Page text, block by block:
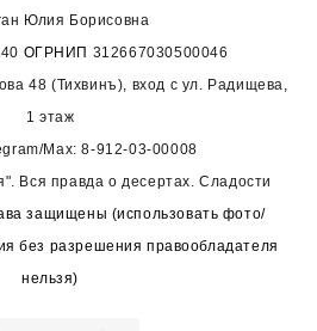
Юлия Борисовна
ОГРНИП 312667030500046
48 (Тихвинъ), вход с ул. Радищева,
1 этаж
Max:8-912-03-00008
Вся правда о десертах. Сладости
защищены (использовать фото/
без разрешения правообладателя
нельзя)